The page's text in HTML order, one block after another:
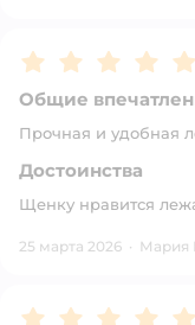
Рейтинг:5
Общие
Прочная и удобная
Достоинства
Щенку нравится
25 марта 2026 · Мария
Рейтинг:5